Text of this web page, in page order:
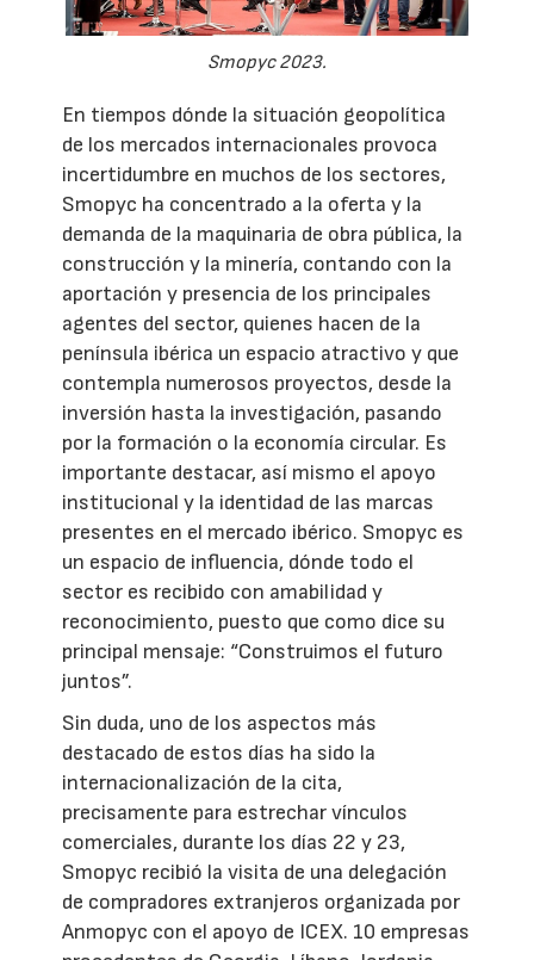
Smopyc 2023.
En tiempos dónde la situación geopolítica
de los mercados internacionales provoca
incertidumbre en muchos de los sectores,
Smopyc ha concentrado a la oferta y la
demanda de la maquinaria de obra pública, la
construcción y la minería, contando con la
aportación y presencia de los principales
agentes del sector, quienes hacen de la
península ibérica un espacio atractivo y que
contempla numerosos proyectos, desde la
inversión hasta la investigación, pasando
por la formación o la economía circular. Es
importante destacar, así mismo el apoyo
institucional y la identidad de las marcas
presentes en el mercado ibérico. Smopyc es
un espacio de influencia, dónde todo el
sector es recibido con amabilidad y
reconocimiento, puesto que como dice su
principal mensaje: “Construimos el futuro
juntos”.
Sin duda, uno de los aspectos más
destacado de estos días ha sido la
internacionalización de la cita,
precisamente para estrechar vínculos
comerciales, durante los días 22 y 23,
Smopyc recibió la visita de una delegación
de compradores extranjeros organizada por
Anmopyc con el apoyo de ICEX. 10 empresas